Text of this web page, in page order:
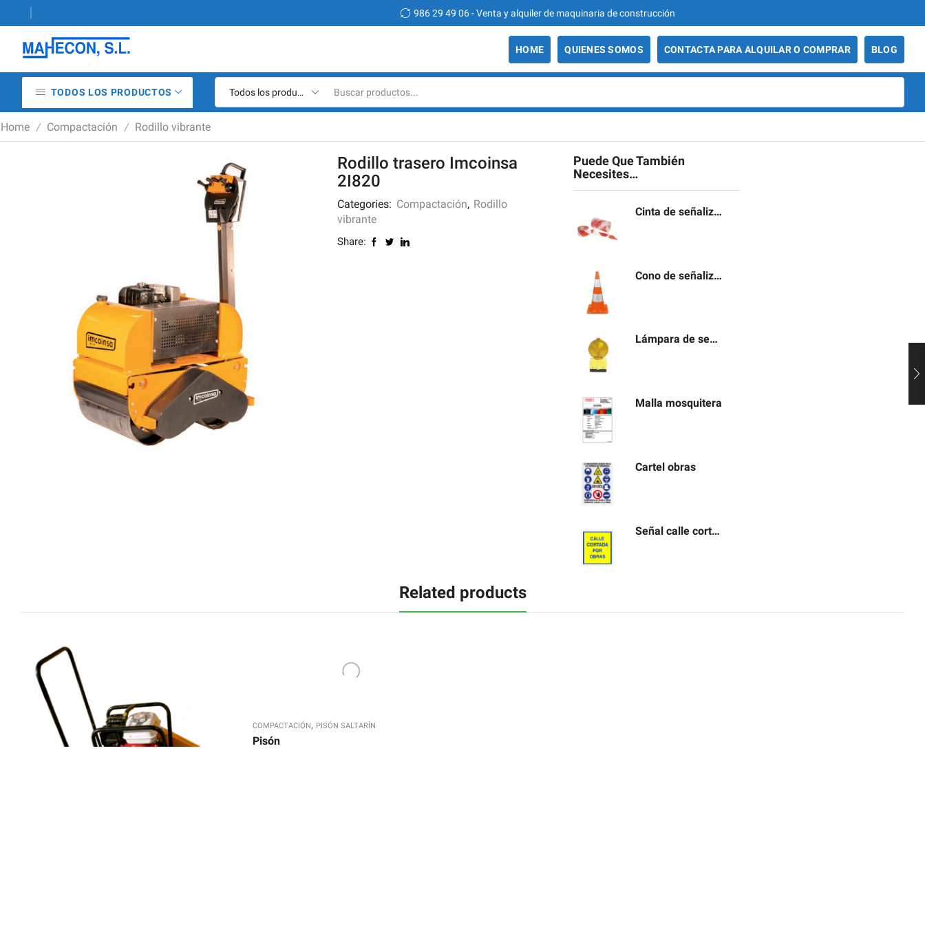
986 29 49 06 - Venta y alquiler de maquinaria de construcción
HOME QUIENES SOMOS CONTACTA PARA ALQUILAR O COMPRAR BLOG
TODOS LOS PRODUCTOS
input
Home / Compactación / Rodillo vibrante
Rodillo trasero Imcoinsa
2I820
Categories: Compactación, Rodillo
vibrante
Share:
Puede Que También
Necesites…
Cinta de señalización
Cono de señalización
Lámpara de señalización
Malla mosquitera
Cartel obras
Señal calle cortada por obras
Related products
COMPACTACIÓN, PISÓN SALTARÍN
Pisón